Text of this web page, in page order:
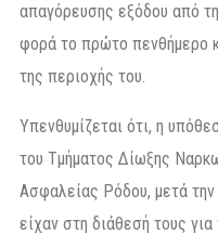
απαγόρευσης εξόδου από
φορά το πρώτο πενθήμερο
της περιοχής του.
Υπενθυμίζεται ότι, η
του Τμήματος Δίωξης
Ασφαλείας Ρόδου, μετά
είχαν στη διάθεσή τους